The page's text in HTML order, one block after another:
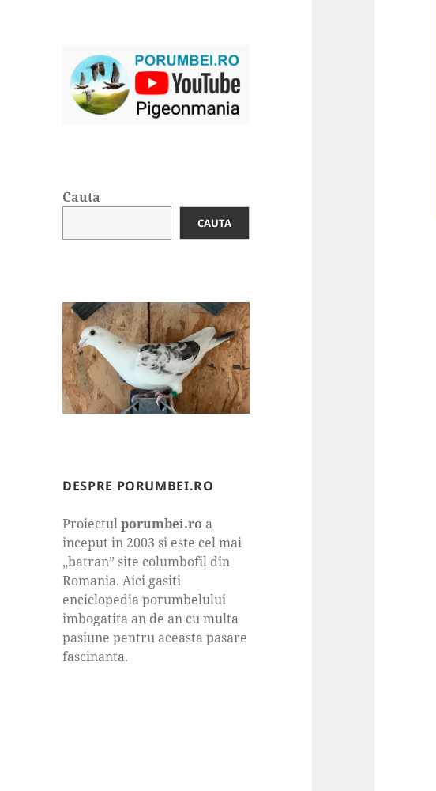
Cauta
CAUTA
DESPRE PORUMBEI.RO
Proiectulporumbei.ro a
inceput in 2003 si este cel mai
„batran” site columbofil din
Romania. Aici gasiti
enciclopedia porumbelului
imbogatita an de an cu multa
pasiune pentru aceasta pasare
fascinanta.